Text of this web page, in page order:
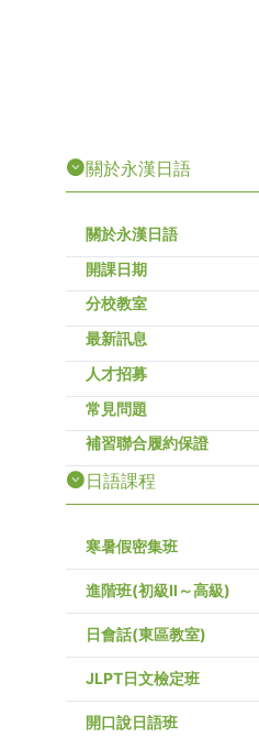
關於永漢日語
關於永漢日語
開課日期
分校教室
最新訊息
人才招募
常見問題
補習聯合履約保證
日語課程
寒暑假密集班
進階班(初級Ⅱ～高級)
日會話(東區教室)
JLPT日文檢定班
開口說日語班